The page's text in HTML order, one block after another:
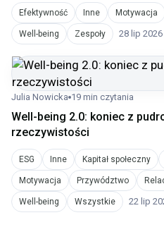
Efektywność Inne Motywacja
Well-being Zespoły 28 lip 2026
Julia Nowicka 19 min czytania
Well-being 2.0: koniec z
rzeczywistości
ESG Inne Kapitał społeczny
Motywacja Przywództwo
Well-being Wszystkie 22 lip